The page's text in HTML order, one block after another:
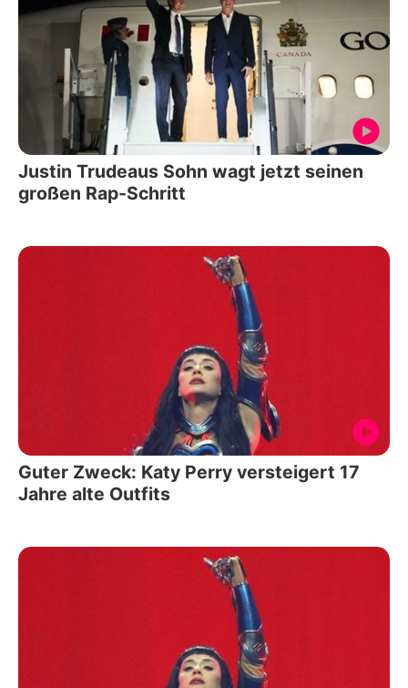
Justin Trudeaus Sohn wagt jetzt seinen
großen Rap-Schritt
Guter Zweck: Katy Perry versteigert 17
Jahre alte Outfits